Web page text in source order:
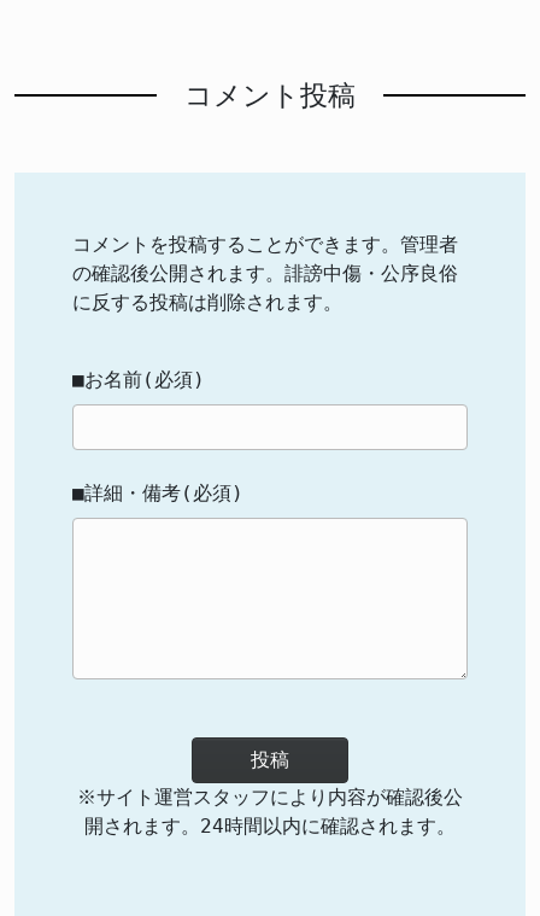
コメント投稿
コメントを投稿することができます。管理者
の確認後公開されます。誹謗中傷・公序良俗
に反する投稿は削除されます。
■お名前(必須)
■詳細・備考(必須)
投稿
※サイト運営スタッフにより内容が確認後公
開されます。24時間以内に確認されます。